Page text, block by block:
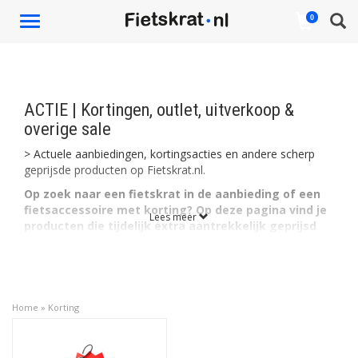
Toggle
0
ACTIE | Kortingen, outlet, uitverkoop &
overige sale
> Actuele aanbiedingen, kortingsacties en andere scherp
geprijsde producten op Fietskrat.nl.
Op zoek naar een fietskrat in de aanbieding of een
fietsaccessoire met korting? Op deze pagina vind je
producten die tijdelijk extra aantrekkelijk geprijsd
deze pagina vaker te bekijken wanneer je op zoek bent
Lees meer
Home » Korting